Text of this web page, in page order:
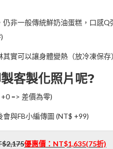
仍非一般傳統鮮奶油蛋糕，口感
其實可以讓身體變熱（放冷凍保
客製化照片呢?
=> 差價為零)
會與FB小編傳圖 (NT$ +99)
優惠價： NT$1,635(75折)